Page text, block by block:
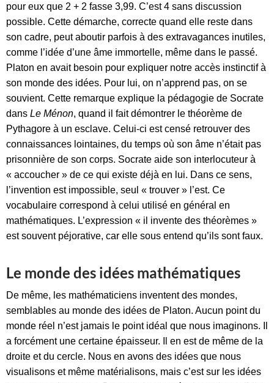
pour eux que 2 + 2 fasse 3,99. C’est 4 sans discussion
possible. Cette démarche, correcte quand elle reste dans
son cadre, peut aboutir parfois à des extravagances inutiles,
comme l’idée d’une âme immortelle, même dans le passé.
Platon en avait besoin pour expliquer notre accès instinctif à
son monde des idées. Pour lui, on n’apprend pas, on se
souvient. Cette remarque explique la pédagogie de Socrate
dans Le Ménon, quand il fait démontrer le théorème de
Pythagore à un esclave. Celui-ci est censé retrouver des
connaissances lointaines, du temps où son âme n’était pas
prisonnière de son corps. Socrate aide son interlocuteur à
« accoucher » de ce qui existe déjà en lui. Dans ce sens,
l’invention est impossible, seul « trouver » l’est. Ce
vocabulaire correspond à celui utilisé en général en
mathématiques. L’expression « il invente des théorèmes »
est souvent péjorative, car elle sous entend qu’ils sont faux.
Le monde des idées mathématiques
De même, les mathématiciens inventent des mondes,
semblables au monde des idées de Platon. Aucun point du
monde réel n’est jamais le point idéal que nous imaginons. Il
a forcément une certaine épaisseur. Il en est de même de la
droite et du cercle. Nous en avons des idées que nous
visualisons et même matérialisons, mais c’est sur les idées